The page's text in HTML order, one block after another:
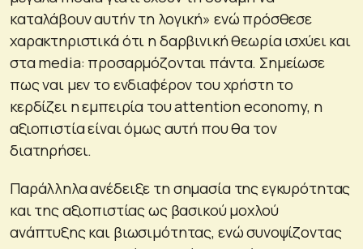
καταλάβουν αυτήν τη λογική» ενώ πρόσθεσε
χαρακτηριστικά ότι η δαρβινική θεωρία ισχύει και
στα media: προσαρμόζονται πάντα. Σημείωσε
πως ναι μεν το ενδιαφέρον του χρήστη το
κερδίζει η εμπειρία του attention economy, η
αξιοπιστία είναι όμως αυτή που θα τον
διατηρήσει.
Παράλληλα ανέδειξε τη σημασία της εγκυρότητας
και της αξιοπιστίας ως βασικού μοχλού
ανάπτυξης και βιωσιμότητας, ενώ συνοψίζοντας